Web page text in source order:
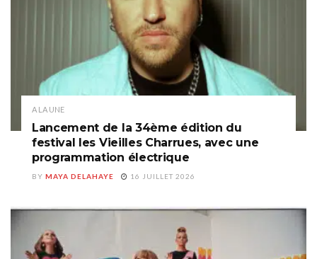
A LA UNE
Lancement de la 34ème édition du
festival les Vieilles Charrues, avec une
programmation électrique
BY MAYA DELAHAYE 16 JUILLET 2026